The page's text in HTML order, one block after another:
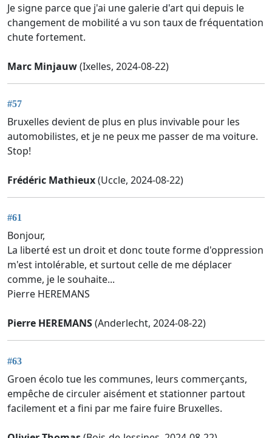
Je signe parce que j'ai une galerie d'art qui depuis le
changement de mobilité a vu son taux de fréquentation
chute fortement.
Marc Minjauw(Ixelles, 2024-08-22)
#57
Bruxelles devient de plus en plus invivable pour les
automobilistes, et je ne peux me passer de ma voiture.
Stop!
Frédéric Mathieux(Uccle, 2024-08-22)
#61
Bonjour,
La liberté est un droit et donc toute forme d'oppression
m'est intolérable, et surtout celle de me déplacer
comme, je le souhaite...
Pierre HEREMANS
Pierre HEREMANS(Anderlecht, 2024-08-22)
#63
Groen écolo tue les communes, leurs commerçants,
empêche de circuler aisément et stationner partout
facilement et a fini par me faire fuire Bruxelles.